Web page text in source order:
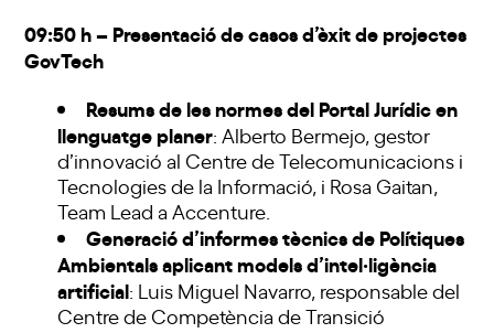
09:50 h – Presentació de casos d’èxit de projectes
GovTech
Resums de les normes del Portal Jurídic en
llenguatge planer: Alberto Bermejo, gestor
d’innovació al Centre de Telecomunicacions i
Tecnologies de la Informació, i Rosa Gaitan,
Team Lead a Accenture.
Generació d’informes tècnics de Polítiques
Ambientals aplicant models d’intel·ligència
artificial: Luis Miguel Navarro, responsable del
Centre de Competència de Transició